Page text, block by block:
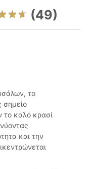
(49)
το
σημείο
το καλό κρασί
και την